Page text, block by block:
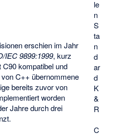
le
n
S
ta
n
d
ar
d
K
&
R
C
erschien im Jahr
IEC 9899:1999, kurz
kompatibel und
C++ übernommene
bereits zuvor von
worden
Jahre durch drei